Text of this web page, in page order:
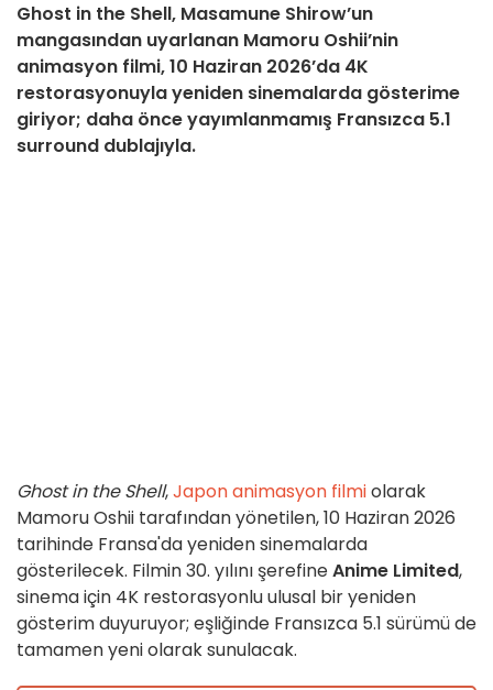
Ghost in the Shell, Masamune Shirow’un
mangasından uyarlanan Mamoru Oshii’nin
animasyon filmi, 10 Haziran 2026’da 4K
restorasyonuyla yeniden sinemalarda gösterime
giriyor; daha önce yayımlanmamış Fransızca 5.1
surround dublajıyla.
Ghost in the Shell,Japon animasyon filmiolarak
Mamoru Oshii tarafından yönetilen, 10 Haziran 2026
tarihinde Fransa'da yeniden sinemalarda
gösterilecek. Filmin 30. yılını şerefineAnime Limited,
sinema için 4K restorasyonlu ulusal bir yeniden
gösterim duyuruyor; eşliğinde Fransızca 5.1 sürümü de
tamamen yeni olarak sunulacak.